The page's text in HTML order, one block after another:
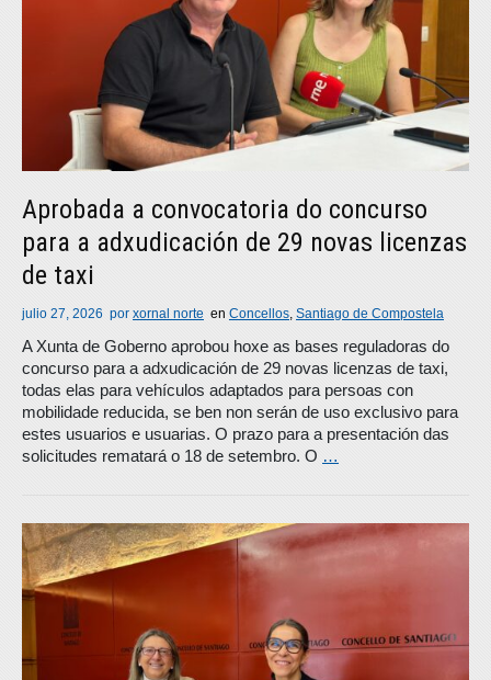
Aprobada a convocatoria do concurso
para a adxudicación de 29 novas licenzas
de taxi
julio 27, 2026 por xornal norte en Concellos, Santiago de Compostela
A Xunta de Goberno aprobou hoxe as bases reguladoras do
concurso para a adxudicación de 29 novas licenzas de taxi,
todas elas para vehículos adaptados para persoas con
mobilidade reducida, se ben non serán de uso exclusivo para
estes usuarios e usuarias. O prazo para a presentación das
solicitudes rematará o 18 de setembro. O …